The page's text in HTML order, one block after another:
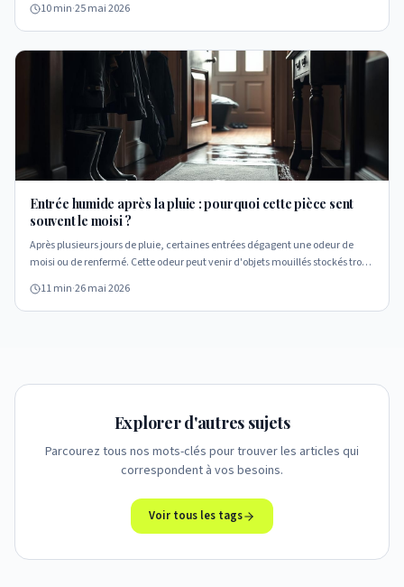
ce qu'il fait vraiment, ses limites et quand un diagnostic devient
nécessaire.
10 min·25 mai 2026
Entrée humide après la pluie : pourquoi cette pièce sent
souvent le moisi ?
Après plusieurs jours de pluie, certaines entrées dégagent une odeur de
moisi ou de renfermé. Cette odeur peut venir d'objets mouillés stockés trop
Décryptage des causes ponctuelles et techniques.
11 min·26 mai 2026
Explorer d'autres sujets
Parcourez tous nos mots-clés pour trouver les articles qui
correspondent à vos besoins.
Voir tous les tags